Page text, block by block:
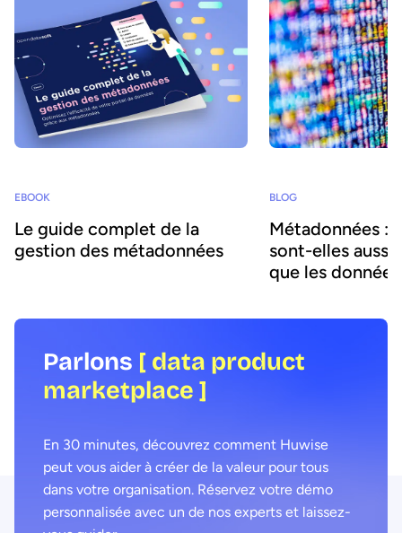
EBOOK
Le guide complet de la
gestion des métadonnées
BLOG
Métadonnées :
sont-elles aussi
que les
Parlons [ data product
marketplace ]
En 30 minutes, découvrez comment Huwise
peut vous aider à créer de la valeur pour tous
dans votre organisation. Réservez votre démo
personnalisée avec un de nos experts et laissez-